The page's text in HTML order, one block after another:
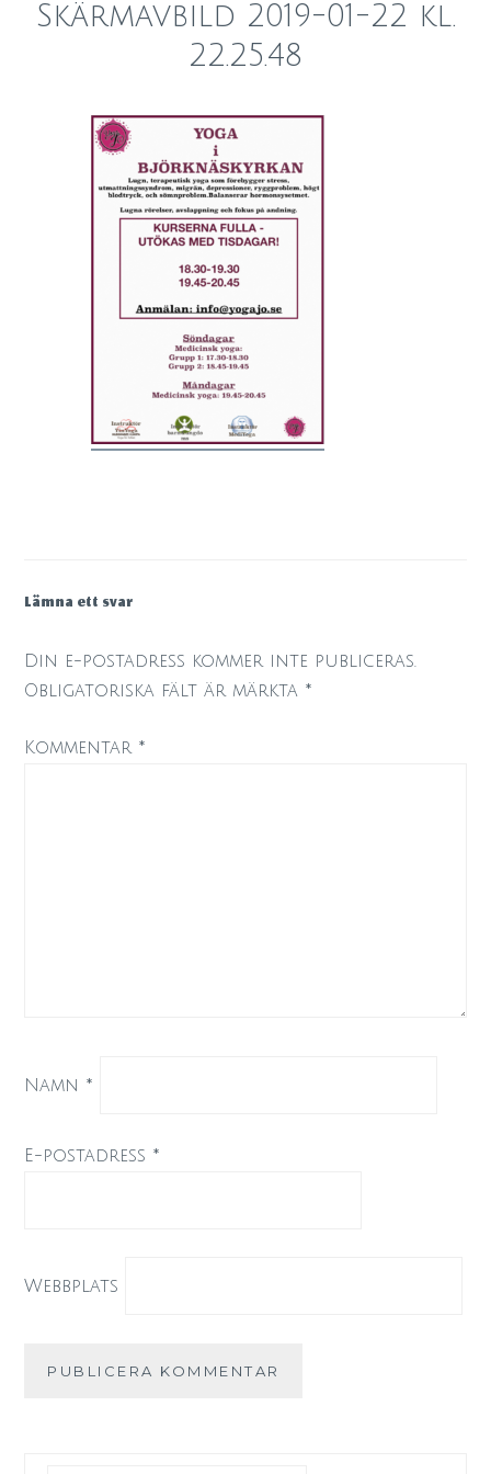
Skärmavbild 2019-01-22 kl.
22.25.48
Lämna ett svar
Din e-postadress kommer inte publiceras.
Obligatoriska fält är märkta *
Kommentar *
Namn *
E-postadress *
Webbplats